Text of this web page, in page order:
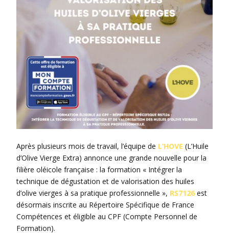
Après plusieurs mois de travail, l’équipe de L’HOVE (L’Huile
d’Olive Vierge Extra) annonce une grande nouvelle pour la
filière oléicole française : la formation « Intégrer la
technique de dégustation et de valorisation des huiles
d’olive vierges à sa pratique professionnelle », RS7126 est
désormais inscrite au Répertoire Spécifique de France
Compétences et éligible au CPF (Compte Personnel de
Formation).